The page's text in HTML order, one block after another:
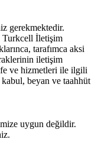
gerekmektedir.
İletişim
tarafımca aksi
iletişim
ve hizmetleri ile ilgili
beyan ve taahhüt
uygun değildir.